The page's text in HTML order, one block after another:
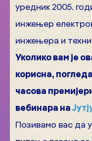
уредник 2005.
инжењер
инжењера и
Уколико вам је
корисна,
часова
вебинара на
Позивамо вас да